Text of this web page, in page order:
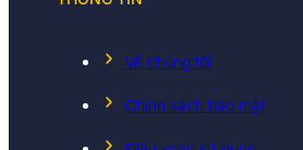
Về chúng tôi
Chính sách bảo mật